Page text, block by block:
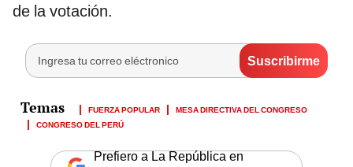
de la votación.
FUERZA POPULAR
MESA DIRECTIVA DEL CONGRESO
CONGRESO DEL PERÚ
Prefiero a La República en